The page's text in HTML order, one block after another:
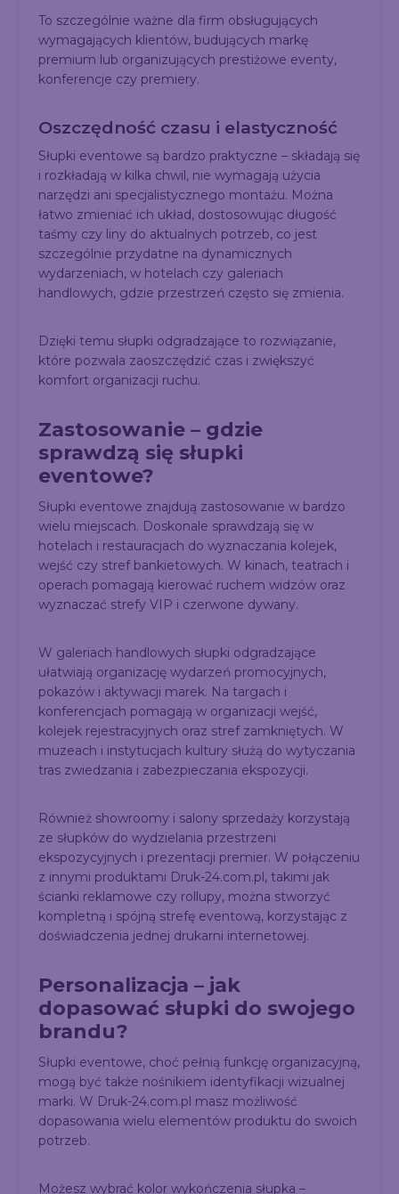
To szczególnie ważne dla firm obsługujących
wymagających klientów, budujących markę
premium lub organizujących prestiżowe eventy,
konferencje czy premiery.
Oszczędność czasu i elastyczność
Słupki eventowe są bardzo praktyczne – składają się
i rozkładają w kilka chwil, nie wymagają użycia
narzędzi ani specjalistycznego montażu. Można
łatwo zmieniać ich układ, dostosowując długość
taśmy czy liny do aktualnych potrzeb, co jest
szczególnie przydatne na dynamicznych
wydarzeniach, w hotelach czy galeriach
handlowych, gdzie przestrzeń często się zmienia.
Dzięki temu słupki odgradzające to rozwiązanie,
które pozwala zaoszczędzić czas i zwiększyć
komfort organizacji ruchu.
Zastosowanie – gdzie
sprawdzą się słupki
eventowe?
Słupki eventowe znajdują zastosowanie w bardzo
wielu miejscach. Doskonale sprawdzają się w
hotelach i restauracjach do wyznaczania kolejek,
wejść czy stref bankietowych. W kinach, teatrach i
operach pomagają kierować ruchem widzów oraz
wyznaczać strefy VIP i czerwone dywany.
W galeriach handlowych słupki odgradzające
ułatwiają organizację wydarzeń promocyjnych,
pokazów i aktywacji marek. Na targach i
konferencjach pomagają w organizacji wejść,
kolejek rejestracyjnych oraz stref zamkniętych. W
muzeach i instytucjach kultury służą do wytyczania
tras zwiedzania i zabezpieczania ekspozycji.
Również showroomy i salony sprzedaży korzystają
ze słupków do wydzielania przestrzeni
ekspozycyjnych i prezentacji premier. W połączeniu
z innymi produktami Druk-24.com.pl, takimi jak
ścianki reklamowe czy rollupy, można stworzyć
kompletną i spójną strefę eventową, korzystając z
doświadczenia jednej drukarni internetowej.
Personalizacja – jak
dopasować słupki do swojego
brandu?
Słupki eventowe, choć pełnią funkcję organizacyjną,
mogą być także nośnikiem identyfikacji wizualnej
marki. W Druk-24.com.pl masz możliwość
dopasowania wielu elementów produktu do swoich
potrzeb.
Możesz wybrać kolor wykończenia słupka –